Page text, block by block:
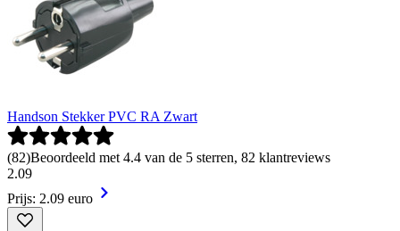
Handson Stekker PVC RA Zwart
(82)Beoordeeld met 4.4 van de 5 sterren, 82 klantreviews
2.09
Prijs: 2.09 euro